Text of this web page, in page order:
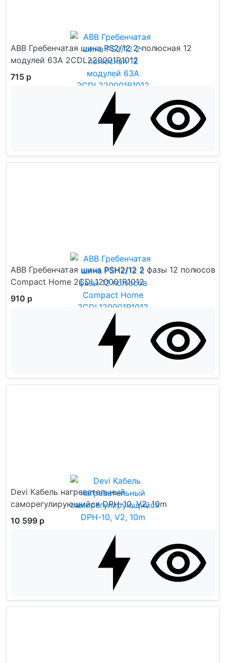
ABB Гребенчатая шина PS2/12 2-полюсная 12
модулей 63А 2CDL220001R1012
715 р
ABB Гребенчатая шина PSH2/12 2 фазы 12 полюсов
Compact Home 2CDL120001R1012
910 р
Devi Кабель нагревательный
саморегулирующийся DPH-10, V2, 10m
10 599 р